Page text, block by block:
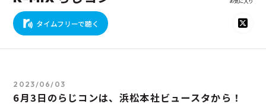
タイムフリーで聴く
2023/06/03
6月3日のらじコンは、浜松本社ビュースタから！